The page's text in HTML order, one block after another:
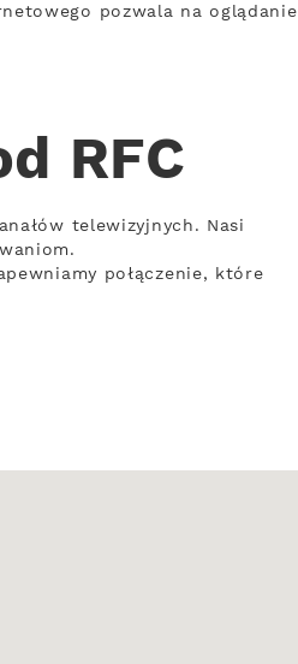
pozwala na oglądanie
RFC
telewizyjnych. Nasi
połączenie, które